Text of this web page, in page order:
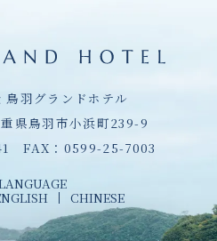
鳥羽グランドホテル
県鳥羽市小浜町239-9
FAX：0599-25-7003
CHINESE